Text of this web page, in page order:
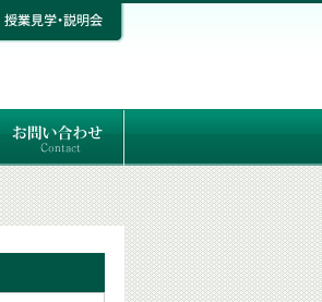
お問い合わせ
専門コースお問い合わせ
専門コース入学お申し込み
個人セッション